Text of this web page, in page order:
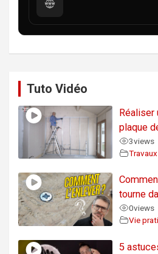
Tuto Vidéo
Réaliser
plaque
3views
tourne
0views
Vie
5